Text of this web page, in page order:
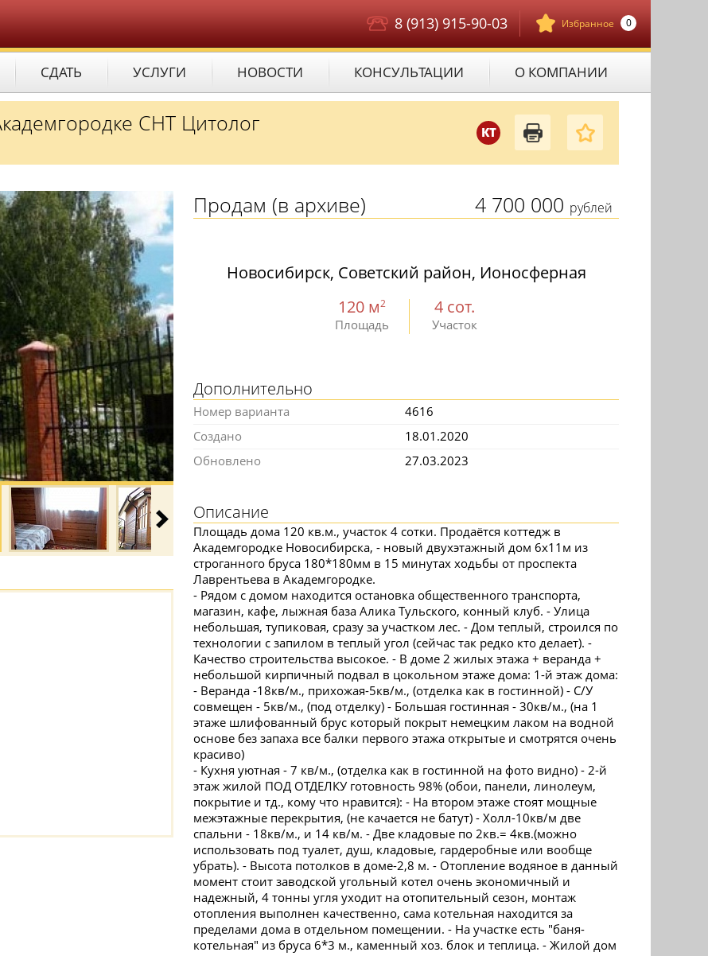
Избранное 0
8 (913) 915-90-03
СДАТЬ УСЛУГИ НОВОСТИ КОНСУЛЬТАЦИИ О КОМПАНИИ
КТ
СНТ Цитолог
4 700 000 рублей
Продам (в архиве)
Новосибирск, Советский район, Ионосферная
120 м2
Площадь
4 сот.
Участок
Дополнительно
Номер варианта
4616
Создано
18.01.2020
Обновлено
27.03.2023
Описание
Площадь дома 120 кв.м., участок 4 сотки. Продаётся коттедж в
Академгородке Новосибирска, - новый двухэтажный дом 6х11м из
строганного бруса 180*180мм в 15 минутах ходьбы от проспекта
Лаврентьева в Академгородке.
- Рядом с домом находится остановка общественного транспорта,
магазин, кафе, лыжная база Алика Тульского, конный клуб. - Улица
небольшая, тупиковая, сразу за участком лес. - Дом теплый, строился по
технологии с запилом в теплый угол (сейчас так редко кто делает). -
Качество строительства высокое. - В доме 2 жилых этажа + веранда +
небольшой кирпичный подвал в цокольном этаже дома: 1-й этаж дома:
- Веранда -18кв/м., прихожая-5кв/м., (отделка как в гостинной) - С/У
совмещен - 5кв/м., (под отделку) - Большая гостинная - 30кв/м., (на 1
этаже шлифованный брус который покрыт немецким лаком на водной
основе без запаха все балки первого этажа открытые и смотрятся очень
красиво)
- Кухня уютная - 7 кв/м., (отделка как в гостинной на фото видно) - 2-й
этаж жилой ПОД ОТДЕЛКУ готовность 98% (обои, панели, линолеум,
покрытие и тд., кому что нравится): - На втором этаже стоят мощные
межэтажные перекрытия, (не качается не батут) - Холл-10кв/м две
спальни - 18кв/м., и 14 кв/м. - Две кладовые по 2кв.= 4кв.(можно
использовать под туалет, душ, кладовые, гардеробные или вообще
убрать). - Высота потолков в доме-2,8 м. - Отопление водяное в данный
момент стоит заводской угольный котел очень экономичный и
надежный, 4 тонны угля уходит на отопительный сезон, монтаж
отопления выполнен качественно, сама котельная находится за
пределами дома в отдельном помещении. - На участке есть "баня-
котельная" из бруса 6*3 м., каменный хоз. блок и теплица. - Жилой дом